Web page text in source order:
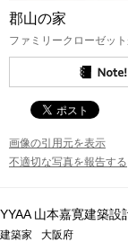
郡山の家
ファミリークローゼッ
画像の引用元を表示
不適切な写真を報告する
YYAA 山本嘉寛建築設
建築家 大阪府